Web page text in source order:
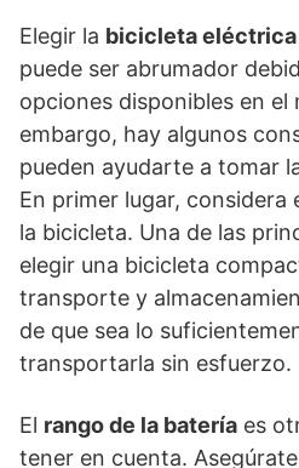
Elegir la bicicleta
puede ser abrumador
opciones disponibles en el
embargo, hay algunos
pueden ayudarte a tomar
En primer lugar, considera
la bicicleta. Una de las
elegir una bicicleta
transporte y
de que sea lo
transportarla sin esfuerzo.
El rango de la batería es
tener en cuenta.